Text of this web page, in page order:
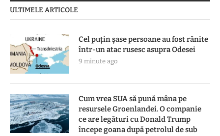
ULTIMELE ARTICOLE
Cel puțin șase persoane au fost rănite
într-un atac rusesc asupra Odesei
9 minute ago
Cum vrea SUA să pună mâna pe
resursele Groenlandei. O companie
ce are legături cu Donald Trump
începe goana după petrolul de sub